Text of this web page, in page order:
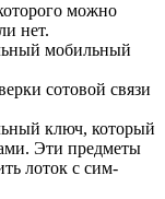
можно
нет.
мобильный
сотовой связи
ключ, который
Эти предметы
лоток с сим-